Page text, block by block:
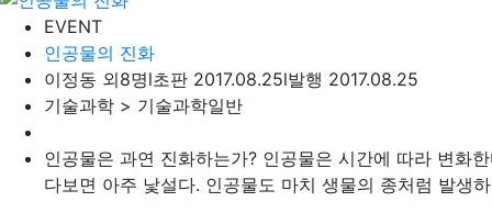
EVENT
인공물의 진화
이정동 외8명l초판 2017.08.25l발행 2017.08.25
기술과학 > 기술과학일반
인공물은 과연 진화하는가? 인공물은 시간에 따라 변화
다보면 아주 낯설다. 인공물도 마치 생물의 종처럼 발생